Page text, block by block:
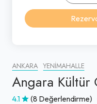
ANKARA YENIMAHALLE
Angara Kültür
4.1 (8 Değerlendirme)